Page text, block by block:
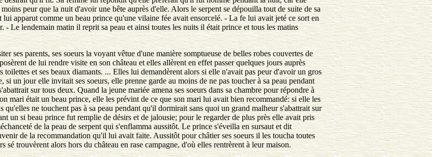
peur que la nuit d'avoir une bête auprès d'elle. Alors le serpent se dépouilla tout de suite de sa
apparut comme un beau prince qu'une vilaine fée avait ensorcelé. - La fe lui avait jeté ce sort en
- Le lendemain matin il reprit sa peau et ainsi toutes les nuits il était prince et tous les matins
ses parents, ses soeurs la voyant vêtue d'une manière somptueuse de belles robes couvertes de
de lui rendre visite en son château et elles allèrent en effet passer quelques jours auprès
toilettes et ses beaux diamants. ... Elles lui demandèrent alors si elle n'avait pas peur d'avoir un gros
si un jour elle invitait ses soeurs, elle prenne garde au moins de ne pas toucher à sa peau pendant
sur tous deux. Quand la jeune mariée amena ses soeurs dans sa chambre pour répondre à
mari était un beau prince, elle les prévint de ce que son mari lui avait bien recommandé: si elle les
ne touchent pas à sa peau pendant qu'il dormirait sans quoi un grand malheur s'abattrait sur
un si beau prince fut remplie de désirs et de jalousie; pour le regarder de plus près elle avait pris
de la peau de serpent qui s'enflamma aussitôt. Le prince s'éveilla en sursaut et dit
de la recommandation qu'il lui avait faite. Aussitôt pour châtier ses soeurs il les toucha toutes
sé trouvèrent alors hors du château en rase campagne, d'où elles rentrèrent à leur maison.